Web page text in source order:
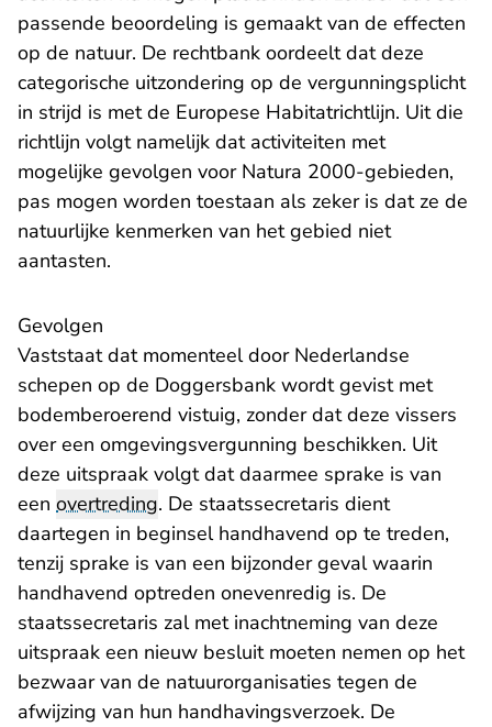
passende beoordeling is gemaakt van de effecten
op de natuur. De rechtbank oordeelt dat deze
categorische uitzondering op de vergunningsplicht
in strijd is met de Europese Habitatrichtlijn. Uit die
richtlijn volgt namelijk dat activiteiten met
mogelijke gevolgen voor Natura 2000-gebieden,
pas mogen worden toestaan als zeker is dat ze de
natuurlijke kenmerken van het gebied niet
aantasten.
Gevolgen
Vaststaat dat momenteel door Nederlandse
schepen op de Doggersbank wordt gevist met
bodemberoerend vistuig, zonder dat deze vissers
over een omgevingsvergunning beschikken. Uit
deze uitspraak volgt dat daarmee sprake is van
een overtreding. De staatssecretaris dient
daartegen in beginsel handhavend op te treden,
tenzij sprake is van een bijzonder geval waarin
handhavend optreden onevenredig is. De
staatssecretaris zal met inachtneming van deze
uitspraak een nieuw besluit moeten nemen op het
bezwaar van de natuurorganisaties tegen de
afwijzing van hun handhavingsverzoek. De